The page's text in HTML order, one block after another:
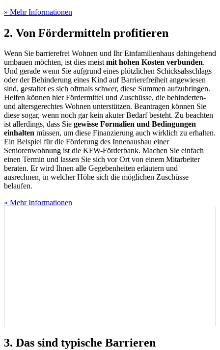
» Mehr Informationen
2. Von Fördermitteln profitieren
Wenn Sie barrierefrei Wohnen und Ihr Einfamilienhaus dahingehend
umbauen möchten, ist dies meistmit hohen Kosten verbunden.
Und gerade wenn Sie aufgrund eines plötzlichen Schicksalsschlags
oder der Behinderung eines Kind auf Barrierefreiheit angewiesen
sind, gestaltet es sich oftmals schwer, diese Summen aufzubringen.
Helfen können hier Fördermittel und Zuschüsse, die behinderten-
und altersgerechtes Wohnen unterstützen. Beantragen können Sie
diese sogar, wenn noch gar kein akuter Bedarf besteht. Zu beachten
ist allerdings, dass Sie gewisse Formalien und Bedingungen
einhalten müssen, um diese Finanzierung auch wirklich zu erhalten.
Ein Beispiel für die Förderung des Innenausbau einer
Seniorenwohnung ist die KFW-Förderbank. Machen Sie einfach
einen Termin und lassen Sie sich vor Ort von einem Mitarbeiter
beraten. Er wird Ihnen alle Gegebenheiten erläutern und
ausrechnen, in welcher Höhe sich die möglichen Zuschüsse
belaufen.
» Mehr Informationen
3. Das sind typische Barrieren